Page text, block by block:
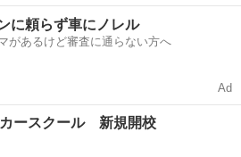
ヒップホップ
に頼らず車にノレル
があるけど審査に通らない方へ
Ad
ースクール 新規開校